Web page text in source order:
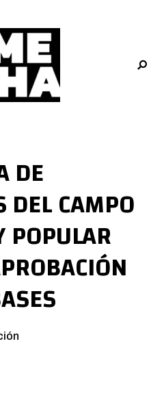
DIGITAL
DE
DEL CAMPO
POPULAR